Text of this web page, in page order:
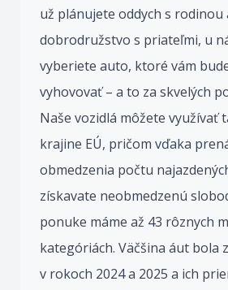
už plánujete oddych s rodinou
dobrodružstvo s priateľmi, u
vyberiete auto, ktoré vám
vyhovovať – a to za skvelých
Naše vozidlá môžete využívať
krajine EÚ, pričom vďaka
obmedzenia počtu
získavate neobmedzenú
ponuke máme až 43 rôznych
kategóriách. Väčšina áut bola
v rokoch 2024 a 2025 a ich